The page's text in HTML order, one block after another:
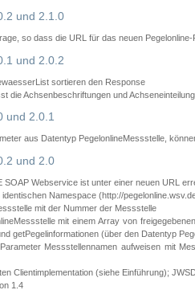
und 2.1.0
so dass die URL für das neuen
und 2.0.2
sortieren den Response
die Achsenbeschriftungen und
und 2.0.1
aus Datentyp PegelonlineMessstelle,
und 2.0
SOAP Webservice ist unter einer neuen URL
Namespace (http://
mit der Nummer der Messstelle
mit einem Array von
getPegelinformationen (über den Datentyp
Messstellennamen aufweisen mit
Clientimplementation (siehe Einführung);
1.4